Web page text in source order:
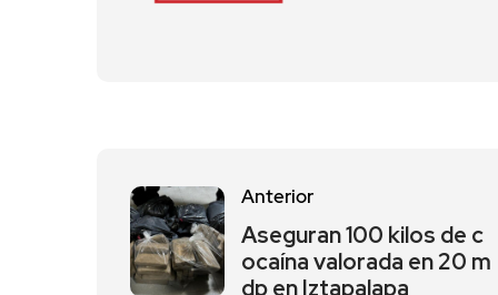
Anterior
Aseguran 100 kilos de c
ocaína valorada en 20 m
dp en Iztapalapa